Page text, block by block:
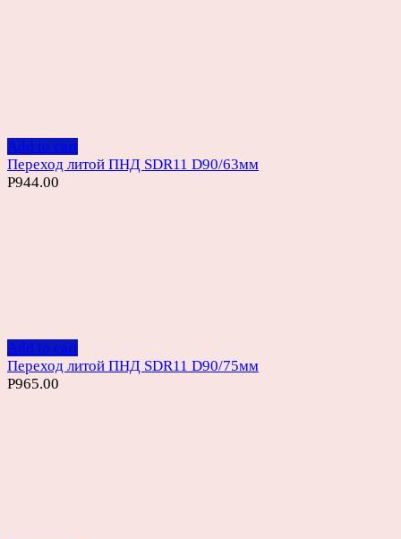
Add to cart
Переход литой ПНД SDR11 D90/63мм
Р944.00
Add to cart
Переход литой ПНД SDR11 D90/75мм
Р965.00